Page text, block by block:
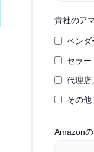
貴社のア
ベンダ
セラー
代理店
その
Amazon